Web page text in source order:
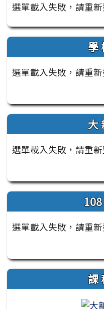
選單載入失敗，請重新
學
選單載入失敗，請重新
大
選單載入失敗，請重新
選單載入失敗，請重新
課